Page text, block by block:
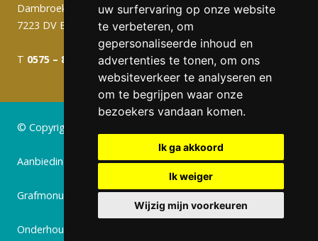
uw surfervaring op onze website
te verbeteren, om
gepersonaliseerde inhoud en
advertenties te tonen, om ons
websiteverkeer te analyseren en
om te begrijpen waar onze
bezoekers vandaan komen.
Ik ga akkoord
Ik weiger
Wijzig mijn voorkeuren
Dambroek 10A
7223 DV Baak
T 0575 – 820 988 info@gerritsengrafmonumenten.nl
© Copyright 2024 Gerritsen Grafmonumenten
Aanbiedingen
Grafmonumenten
Onderhoud